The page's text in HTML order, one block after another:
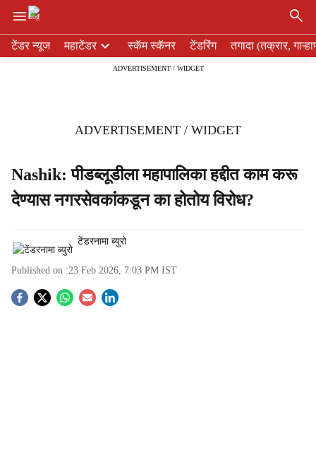
e
टेंडर न्यूज महाटेंडर स्कॅम स्कॅनर टेंडरिंग तगादा (तक्रार,
ADVERTISEMENT / WIDGET
ADVERTISEMENT / WIDGET
Nashik: पीडब्लूडीला महापालिका हद्दीत काम करू
देण्यास नगरसेवकांकडून का होतोय विरोध?
टेंडरनामा ब्युरो
Published on :23 Feb 2026, 7:03 PM IST
S